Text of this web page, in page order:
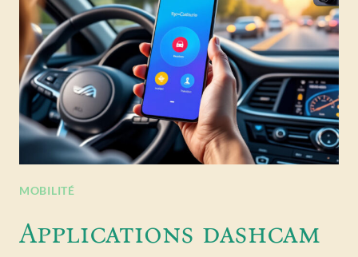
MOBILITÉ
Applications dashcam